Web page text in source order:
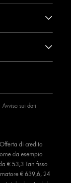
Avviso sui dati
di credito
da esempio
€ 53,3 Tan fisso
€ 639,6, 24